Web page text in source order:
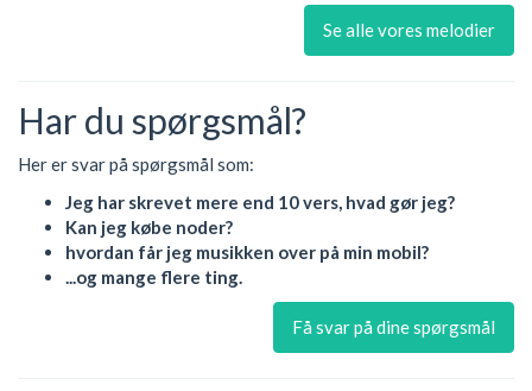
Se alle vores melodier
Har du spørgsmål?
Her er svar på spørgsmål som:
Jeg har skrevet mere end 10 vers, hvad gør jeg?
Kan jeg købe noder?
hvordan får jeg musikken over på min mobil?
...og mange flere ting.
Få svar på dine spørgsmål